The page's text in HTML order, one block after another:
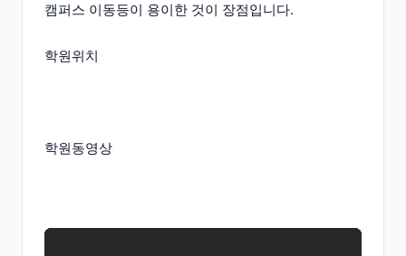
캠퍼스 이동등이 용이한 것이 장점입니다.
학원위치
학원동영상